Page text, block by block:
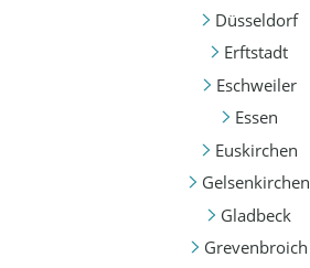
Düsseldorf
Erftstadt
Eschweiler
Essen
Euskirchen
Gelsenkirchen
Gladbeck
Grevenbroich